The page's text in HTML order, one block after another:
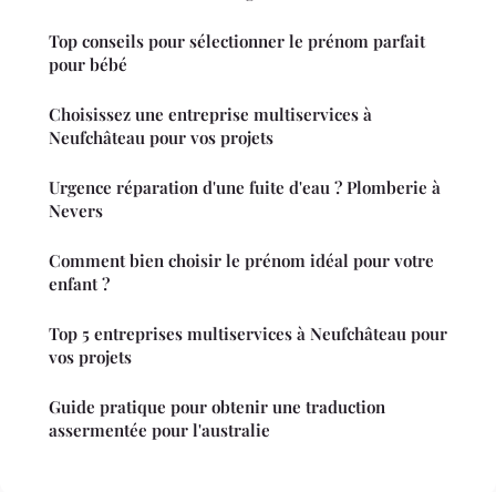
Top conseils pour sélectionner le prénom parfait
pour bébé
Choisissez une entreprise multiservices à
Neufchâteau pour vos projets
Urgence réparation d'une fuite d'eau ? Plomberie à
Nevers
Comment bien choisir le prénom idéal pour votre
enfant ?
Top 5 entreprises multiservices à Neufchâteau pour
vos projets
Guide pratique pour obtenir une traduction
assermentée pour l'australie